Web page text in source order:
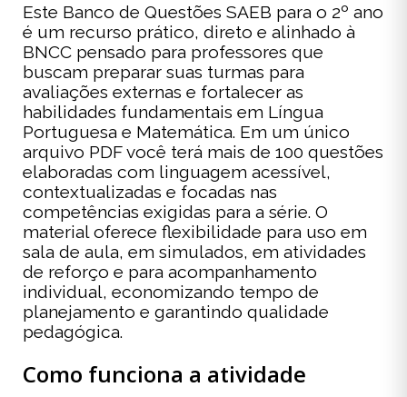
Este Banco de Questões SAEB para o 2º ano
é um recurso prático, direto e alinhado à
BNCC pensado para professores que
buscam preparar suas turmas para
avaliações externas e fortalecer as
habilidades fundamentais em Língua
Portuguesa e Matemática. Em um único
arquivo PDF você terá mais de 100 questões
elaboradas com linguagem acessível,
contextualizadas e focadas nas
competências exigidas para a série. O
material oferece flexibilidade para uso em
sala de aula, em simulados, em atividades
de reforço e para acompanhamento
individual, economizando tempo de
planejamento e garantindo qualidade
pedagógica.
Como funciona a atividade